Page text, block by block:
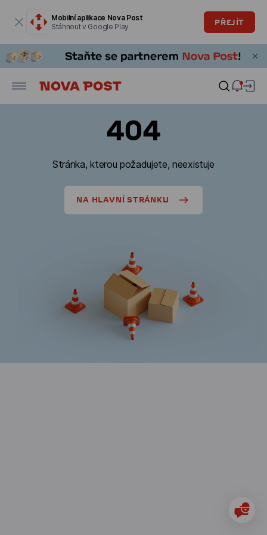
Mobilní aplikace Nova Post
Stáhnout v Google Play
PŘEJÍT
404
Stránka, kterou požadujete, neexistuje
NA HLAVNÍ STRÁNKU